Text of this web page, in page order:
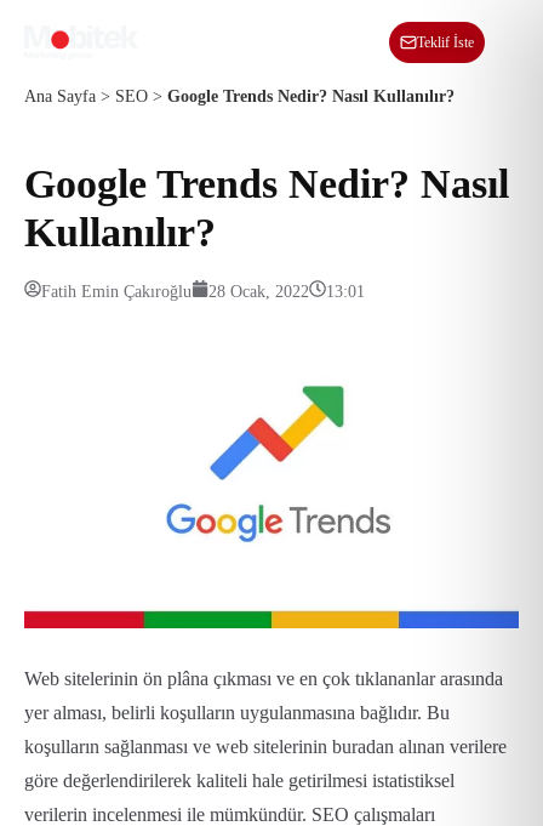
Teklif İste
Ana Sayfa > SEO > Google Trends Nedir? Nasıl Kullanılır?
Google Trends Nedir? Nasıl
Kullanılır?
Fatih Emin Çakıroğlu 28 Ocak, 2022 13:01
Web sitelerinin ön plâna çıkması ve en çok tıklananlar arasında
yer alması, belirli koşulların uygulanmasına bağlıdır. Bu
koşulların sağlanması ve web sitelerinin buradan alınan verilere
göre değerlendirilerek kaliteli hale getirilmesi istatistiksel
verilerin incelenmesi ile mümkündür. SEO çalışmaları